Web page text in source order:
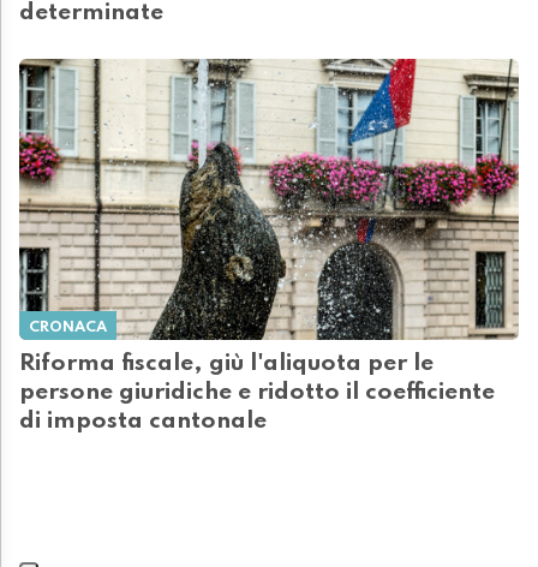
determinate
CRONACA
Riforma fiscale, giù l'aliquota per le
persone giuridiche e ridotto il coefficiente
di imposta cantonale